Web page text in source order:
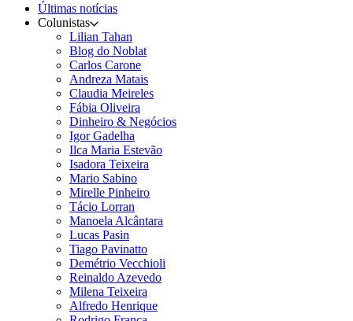
Últimas notícias
Colunistas
Lilian Tahan
Blog do Noblat
Carlos Carone
Andreza Matais
Claudia Meireles
Fábia Oliveira
Dinheiro & Negócios
Igor Gadelha
Ilca Maria Estevão
Isadora Teixeira
Mario Sabino
Mirelle Pinheiro
Tácio Lorran
Manoela Alcântara
Lucas Pasin
Tiago Pavinatto
Demétrio Vecchioli
Reinaldo Azevedo
Milena Teixeira
Alfredo Henrique